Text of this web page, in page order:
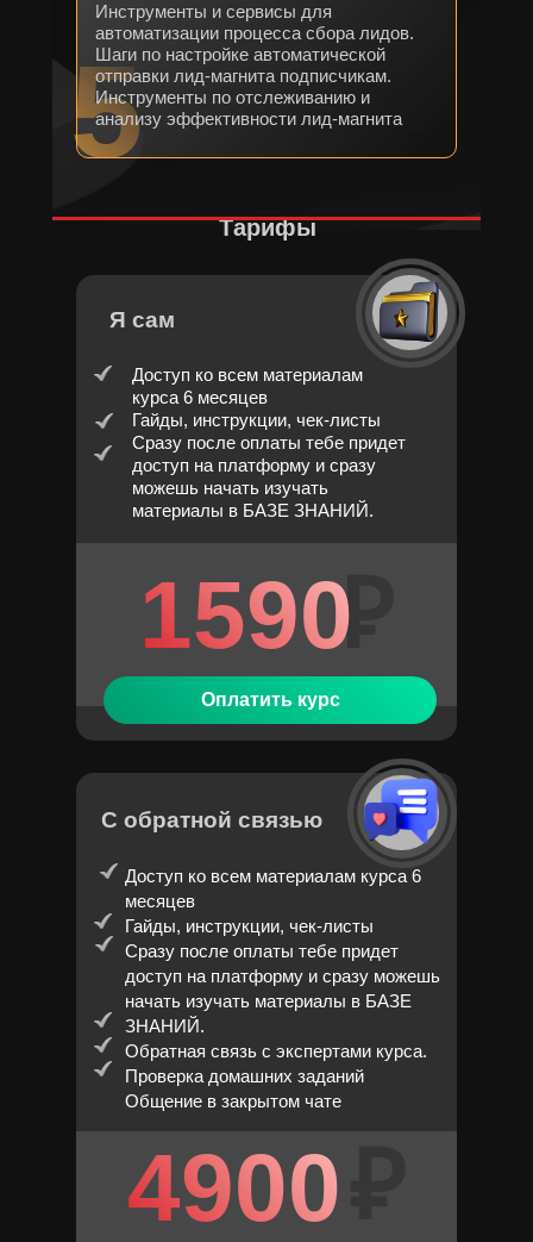
Тарифы
4900
Доступ ко всем материалам курса 6
месяцев
Гайды, инструкции, чек-листы
Сразу после оплаты тебе придет
доступ на платформу и сразу можешь
начать изучать материалы в БАЗЕ
ЗНАНИЙ.
Обратная связь с экспертами курса.
Проверка домашних заданий
Общение в закрытом чате
С обратной связью
Оплатить курс
₽
1590
Доступ ко всем материалам
курса 6 месяцев
Гайды, инструкции, чек-листы
Сразу после оплаты тебе придет
доступ на платформу и сразу
можешь начать изучать
материалы в БАЗЕ ЗНАНИЙ.
Я сам
5
Инструменты и сервисы для
автоматизации процесса сбора лидов.
Шаги по настройке автоматической
отправки лид-магнита подписчикам.
Инструменты по отслеживанию и
анализу эффективности лид-магнита